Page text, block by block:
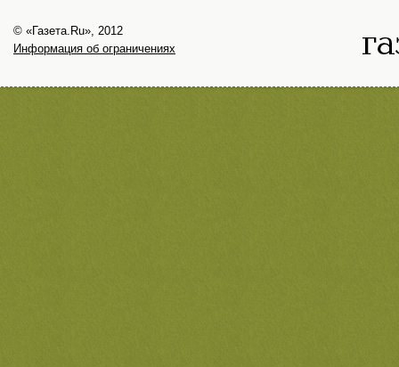
© «Газета.Ru», 2012
Информация об ограничениях